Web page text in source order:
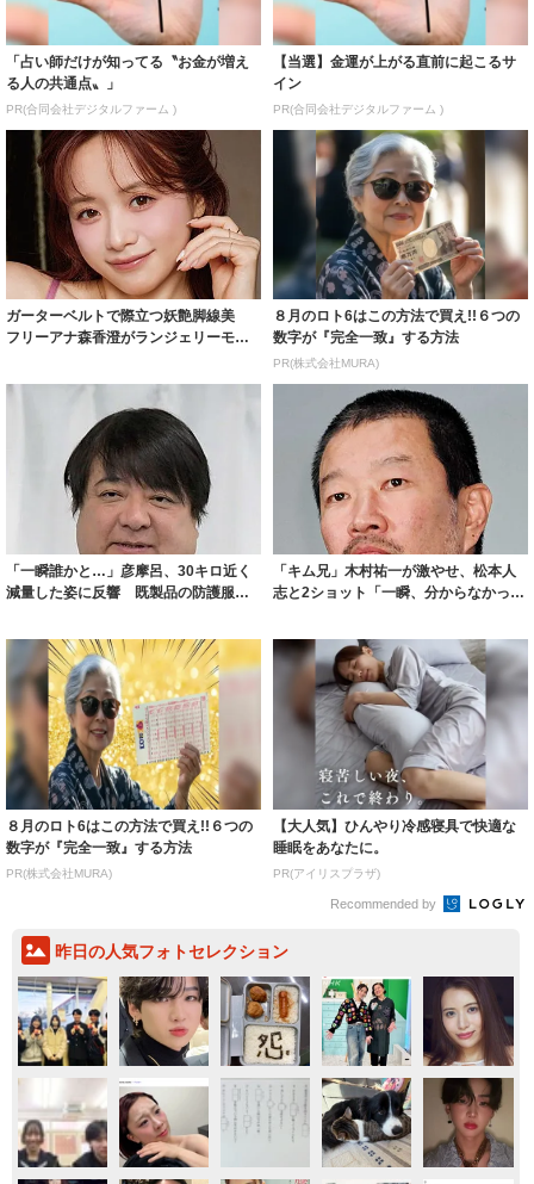
「占い師だけが知ってる〝お金が増え
る人の共通点〟」
PR(合同会社デジタルファーム )
【当選】金運が上がる直前に起こるサ
イン
PR(合同会社デジタルファーム )
ガーターベルトで際立つ妖艶脚線美
フリーアナ森香澄がランジェリーモデ
８月のロト6はこの方法で買え!!６つの
数字が『完全一致』する方法
PR(株式会社MURA)
「一瞬誰かと…」彦摩呂、30キロ近く
減量した姿に反響 既製品の防護服が
「キム兄」木村祐一が激やせ、松本人
志と2ショット「一瞬、分からなかった
８月のロト6はこの方法で買え!!６つの
数字が『完全一致』する方法
PR(株式会社MURA)
【大人気】ひんやり冷感寝具で快適な
睡眠をあなたに。
PR(アイリスプラザ)
Recommended by
昨日の人気フォトセレクション